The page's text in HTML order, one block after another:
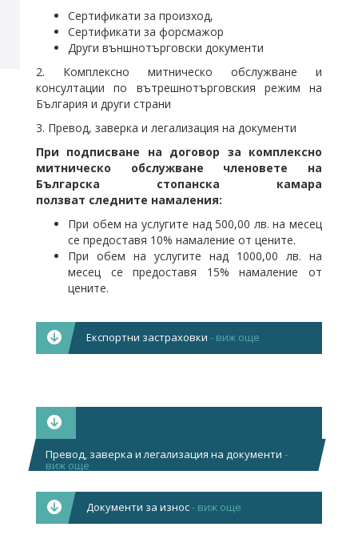
Сертификати за произход,
Сертификати за форсмажор
Други външнотърговски документи
2. Комплексно митническо обслужване и
консултации по вътрешнотърговския режим на
България и други страни
3. Превод, заверка и легализация на документи
При подписване на договор за комплексно
митническо обслужване членовете на
Българска стопанска камара
ползват следните намаления:
При обем на услугите над 500,00 лв. на месец
се предоставя 10% намаление от цените.
При обем на услугите над 1000,00 лв. на
месец се предоставя 15% намаление от
цените.
Експортни застраховки- виж още
Покрити рискове:
Търговски рискове
Политически рискове
Краткосрочен риск
Средносрочен и дългосрочен риск
Инвестиционни рискове
Риск по акредитива
Превод, заверка и легализация на документи -
виж още
Документи за износ- виж още